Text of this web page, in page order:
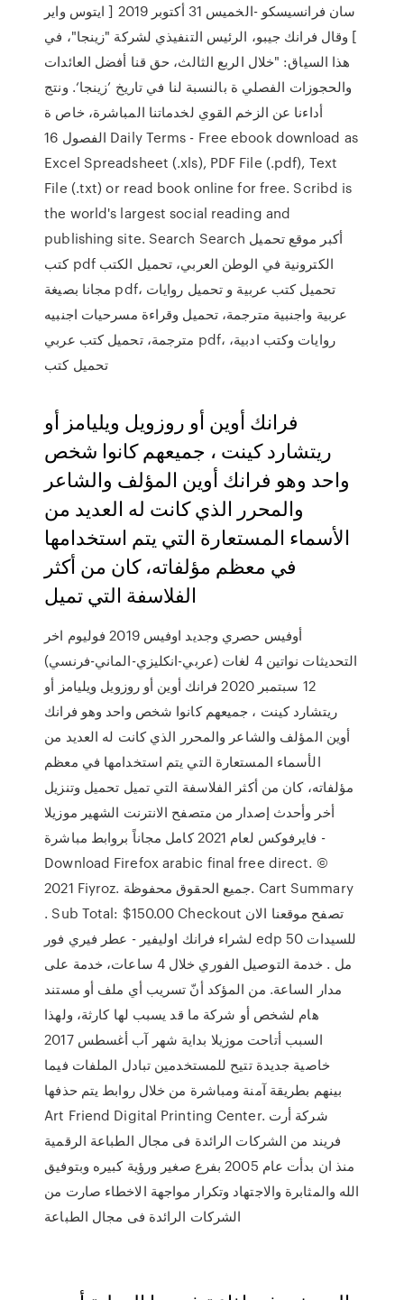
سان فرانسيسكو -الخميس 31 أكتوبر 2019 [ ايتوس واير
] وقال فرانك جيبو، الرئيس التنفيذي لشركة "زينجا"، في
هذا السياق: "خلال الربع الثالث، حق قنا أفضل العائدات
والحجوزات الفصلي ة بالنسبة لنا في تاريخ ’زينجا‘. ونتج
أداءنا عن الزخم القوي لخدماتنا المباشرة، خاص ة
الفصول 16 Daily Terms - Free ebook download as
Excel Spreadsheet (.xls), PDF File (.pdf), Text
File (.txt) or read book online for free. Scribd is
the world's largest social reading and
publishing site. Search Search أكبر موقع تحميل
كتب pdf الكترونية في الوطن العربي، تحميل الكتب
مجانا بصيغة pdf، تحميل كتب عربية و تحميل روايات
عربية واجنبية مترجمة، تحميل وقراءة مسرحيات اجنبيه
مترجمة، تحميل كتب عربي pdf، روايات وكتب ادبية،
تحميل كتب
فرانك أوين أو روزويل ويليامز أو
ريتشارد كينت ، جميعهم كانوا شخص
واحد وهو فرانك أوين المؤلف والشاعر
والمحرر الذي كانت له العديد من
الأسماء المستعارة التي يتم استخدامها
في معظم مؤلفاته، كان من أكثر
الفلاسفة التي تميل
أوفيس حصري وجديد اوفيس 2019 فوليوم اخر
التحديثات نواتين 4 لغات (عربي-انكليزي-الماني-فرنسي)
12 سبتمبر 2020 فرانك أوين أو روزويل ويليامز أو
ريتشارد كينت ، جميعهم كانوا شخص واحد وهو فرانك
أوين المؤلف والشاعر والمحرر الذي كانت له العديد من
الأسماء المستعارة التي يتم استخدامها في معظم
مؤلفاته، كان من أكثر الفلاسفة التي تميل تحميل وتنزيل
أخر وأحدث إصدار من متصفح الانترنت الشهير موزيلا
فايرفوكس لعام 2021 كامل مجاناً بروابط مباشرة -
Download Firefox arabic final free direct. ©
2021 Fiyroz. جميع الحقوق محفوظة. Cart Summary
. Sub Total: $150.00 Checkout تصفح موقعنا الان
لشراء فرانك اوليفير - عطر فيري فور edp للسيدات 50
مل . خدمة التوصيل الفوري خلال 4 ساعات، خدمة على
مدار الساعة. من المؤكد أنّ تسريب أي ملف أو مستند
هام لشخص أو شركة ما قد يسبب لها كارثة، ولهذا
السبب أتاحت موزيلا بداية شهر آب أغسطس 2017
خاصية جديدة تتيح للمستخدمين تبادل الملفات فيما
بينهم بطريقة آمنة ومباشرة من خلال روابط يتم حذفها
Art Friend Digital Printing Center. شركة أرت
فريند من الشركات الرائدة فى مجال الطباعة الرقمية
منذ ان بدأت عام 2005 بفرع صغير ورؤية كبيره وبتوفيق
الله والمثابرة والاجتهاد وتكرار مواجهة الاخطاء صارت من
الشركات الرائدة فى مجال الطباعة